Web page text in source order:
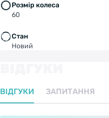
Розмір колеса
60
Стан
Новий
ВІДГУКИ ЗАПИТАННЯ